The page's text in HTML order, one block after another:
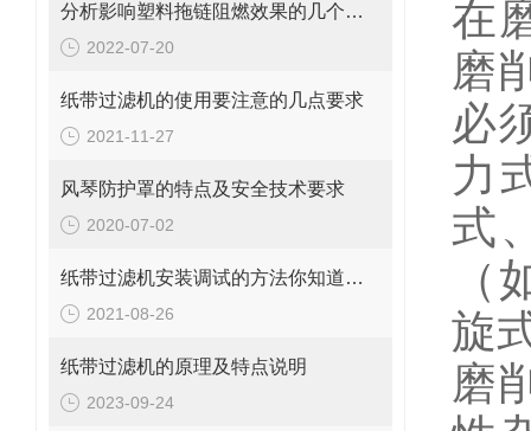
分析影响塑料拖链阻燃效果的几个因素
2022-07-20
纸带过滤机的使用要注意的几点要求
2021-11-27
风琴防护罩的特点及安全技术要求
2020-07-02
纸带过滤机安装调试的方法你知道吗？
2021-08-26
纸带过滤机的原理及特点说明
2023-09-24
在
磨
必
力
式
旋
磨